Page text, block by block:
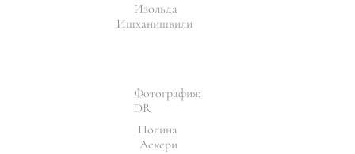
Изольда
Ишханишвили
Фотография:
DR
Полина
Аскери